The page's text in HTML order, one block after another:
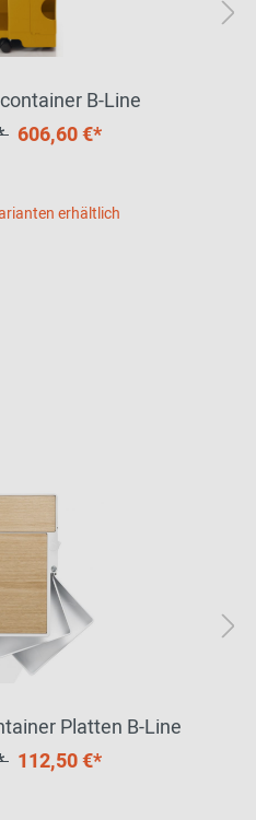
B-Line
606,60 €*
erhältlich
Platten B-Line
112,50 €*